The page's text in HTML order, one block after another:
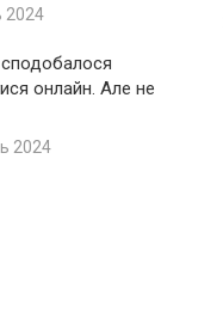
2024
онлайн. Але не
2024